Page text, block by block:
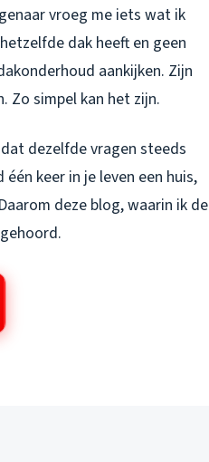
vroeg me iets wat ik
dak heeft en geen
aankijken. Zijn
Zo simpel kan het zijn.
dezelfde vragen steeds
keer in je leven een huis,
deze blog, waarin ik de